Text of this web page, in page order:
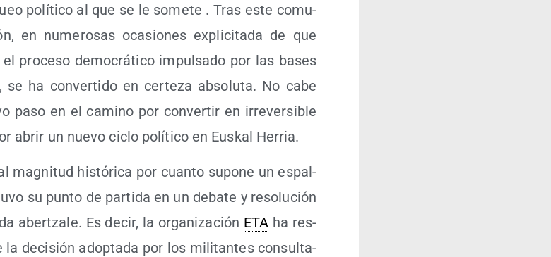
polí­ti­co al que se le some­te . Tras este comu­
en nume­ro­sas oca­sio­nes expli­ci­ta­da de que
pro­ce­so demo­crá­ti­co impul­sa­do por las bases
se ha con­ver­ti­do en cer­te­za abso­lu­ta. No cabe
paso en el camino por con­ver­tir en irre­ver­si­ble
abrir un nue­vo ciclo polí­ti­co en Eus­kal Herria.
mag­ni­tud his­tó­ri­ca por cuan­to supo­ne un espal­
su pun­to de par­ti­da en un deba­te y reso­lu­ción
aber­tza­le. Es decir, la orga­ni­za­ción ETA ha res­
la deci­sión adop­ta­da por los mili­tan­tes con­sul­ta­